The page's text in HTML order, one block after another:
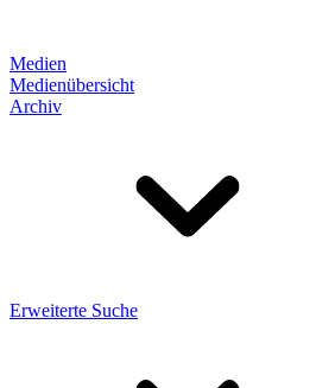
Medien
Medienübersicht
Archiv
Erweiterte Suche